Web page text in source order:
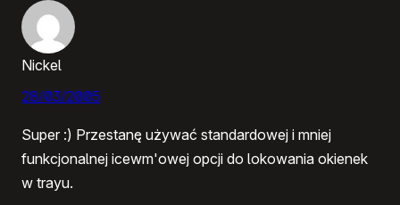
Nickel
28/03/2005
Super :) Przestanę używać standardowej i mniej
funkcjonalnej icewm'owej opcji do lokowania okienek
w trayu.